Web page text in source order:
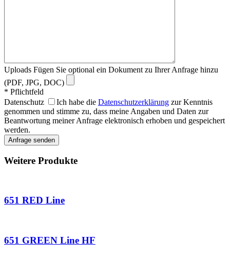
Uploads Fügen Sie optional ein Dokument zu Ihrer Anfrage hinzu
(PDF, JPG, DOC)
* Pflichtfeld
Datenschutz
Ich habe die Datenschutzerklärung zur Kenntnis
genommen und stimme zu, dass meine Angaben und Daten zur
Beantwortung meiner Anfrage elektronisch erhoben und gespeichert
werden.
Weitere Produkte
651 RED Line
651 GREEN Line HF